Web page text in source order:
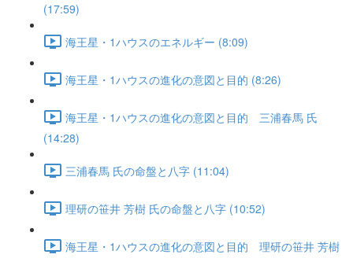
(17:59)
海王星・1ハウスのエネルギー (8:09)
海王星・1ハウスの進化の意図と目的 (8:26)
海王星・1ハウスの進化の意図と目的 三浦春馬 氏
(14:28)
三浦春馬 氏の命盤と八字 (11:04)
理研の笹井 芳樹 氏の命盤と八字 (10:52)
海王星・1ハウスの進化の意図と目的 理研の笹井 芳樹